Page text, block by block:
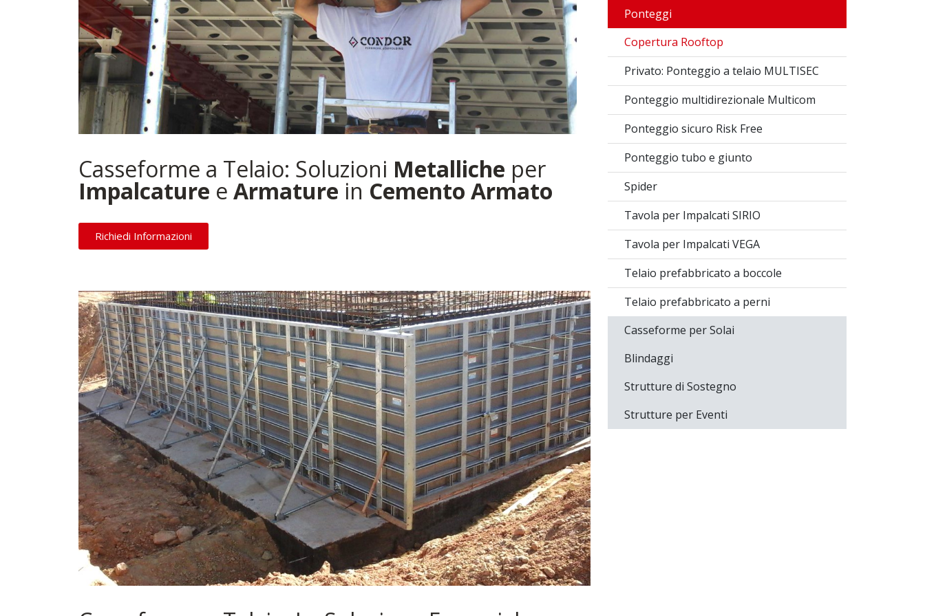
Casseforme a Telaio: Soluzioni Metalliche per
Impalcature e Armature in Cemento Armato
Richiedi Informazioni
Ponteggi
Copertura Rooftop
Privato: Ponteggio a telaio MULTISEC
Ponteggio multidirezionale Multicom
Ponteggio sicuro Risk Free
Ponteggio tubo e giunto
Spider
Tavola per Impalcati SIRIO
Tavola per Impalcati VEGA
Telaio prefabbricato a boccole
Telaio prefabbricato a perni
Casseforme per Solai
Blindaggi
Strutture di Sostegno
Strutture per Eventi